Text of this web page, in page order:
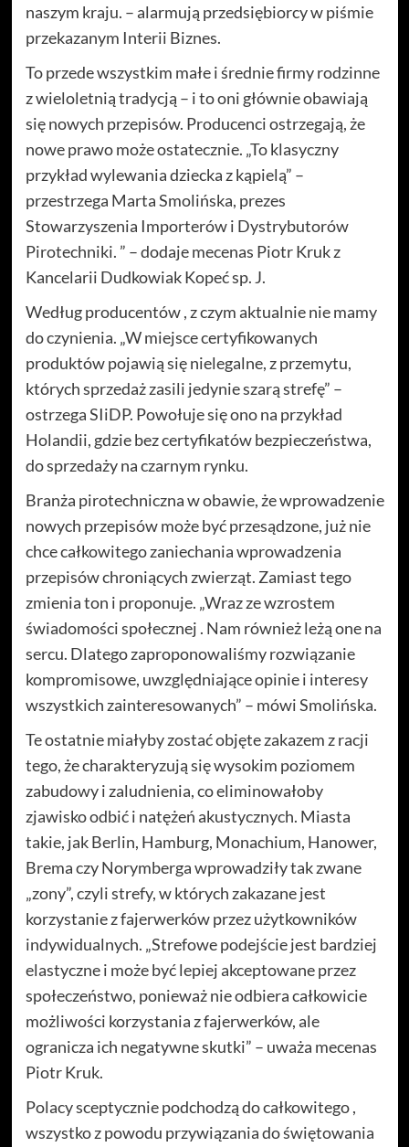
naszym kraju. – alarmują przedsiębiorcy w piśmie
przekazanym Interii Biznes.
To przede wszystkim małe i średnie firmy rodzinne
z wieloletnią tradycją – i to oni głównie obawiają
się nowych przepisów. Producenci ostrzegają, że
nowe prawo może ostatecznie. „To klasyczny
przykład wylewania dziecka z kąpielą” –
przestrzega Marta Smolińska, prezes
Stowarzyszenia Importerów i Dystrybutorów
Pirotechniki. ” – dodaje mecenas Piotr Kruk z
Kancelarii Dudkowiak Kopeć sp. J.
Według producentów , z czym aktualnie nie mamy
do czynienia. „W miejsce certyfikowanych
produktów pojawią się nielegalne, z przemytu,
których sprzedaż zasili jedynie szarą strefę” –
ostrzega SIiDP. Powołuje się ono na przykład
Holandii, gdzie bez certyfikatów bezpieczeństwa,
do sprzedaży na czarnym rynku.
Branża pirotechniczna w obawie, że wprowadzenie
nowych przepisów może być przesądzone, już nie
chce całkowitego zaniechania wprowadzenia
przepisów chroniących zwierząt. Zamiast tego
zmienia ton i proponuje. „Wraz ze wzrostem
świadomości społecznej . Nam również leżą one na
sercu. Dlatego zaproponowaliśmy rozwiązanie
kompromisowe, uwzględniające opinie i interesy
wszystkich zainteresowanych” – mówi Smolińska.
Te ostatnie miałyby zostać objęte zakazem z racji
tego, że charakteryzują się wysokim poziomem
zabudowy i zaludnienia, co eliminowałoby
zjawisko odbić i natężeń akustycznych. Miasta
takie, jak Berlin, Hamburg, Monachium, Hanower,
Brema czy Norymberga wprowadziły tak zwane
„zony”, czyli strefy, w których zakazane jest
korzystanie z fajerwerków przez użytkowników
indywidualnych. „Strefowe podejście jest bardziej
elastyczne i może być lepiej akceptowane przez
społeczeństwo, ponieważ nie odbiera całkowicie
możliwości korzystania z fajerwerków, ale
ogranicza ich negatywne skutki” – uważa mecenas
Piotr Kruk.
Polacy sceptycznie podchodzą do całkowitego ,
wszystko z powodu przywiązania do świętowania